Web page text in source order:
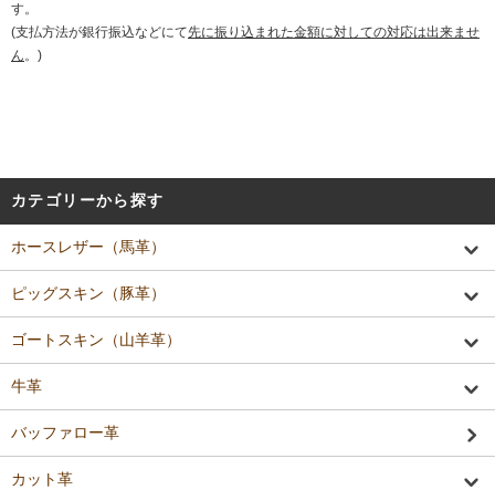
す。
(支払方法が銀行振込などにて先に振り込まれた金額に対しての対応は出来ませ
ん。)
カテゴリーから探す
ホースレザー（馬革）
ピッグスキン（豚革）
ゴートスキン（山羊革）
牛革
バッファロー革
カット革